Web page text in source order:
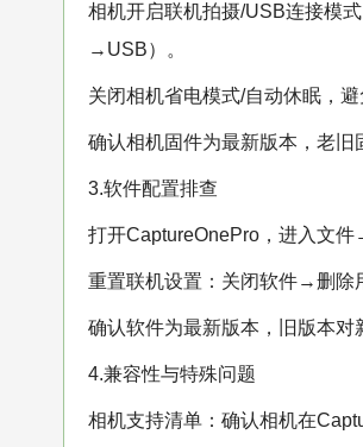
相机开启联机拍摄/USB连接
→USB）。
关闭相机省电模式/自动休眠，
确认相机固件为最新版本，老旧
3.软件配置排查
打开CaptureOnePro，进入文
重置联机设置：关闭软件→删除
确认软件为最新版本，旧版本对
4.兼容性与特殊问题
相机支持清单：确认相机在